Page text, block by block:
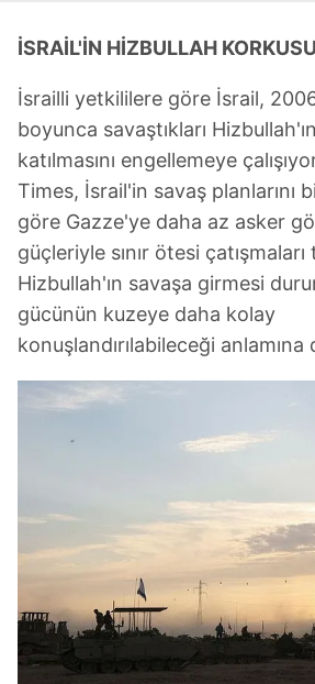
İSRAİL'İN HİZBULLAH KORKUSU
İsrailli yetkililere göre İsrail,
boyunca savaştıkları
katılmasını engellemeye
Times, İsrail'in savaş planlarını
göre Gazze'ye daha az asker
güçleriyle sınır ötesi çatışmaları
Hizbullah'ın savaşa girmesi
gücünün kuzeye daha kolay
konuşlandırılabileceği anlamına